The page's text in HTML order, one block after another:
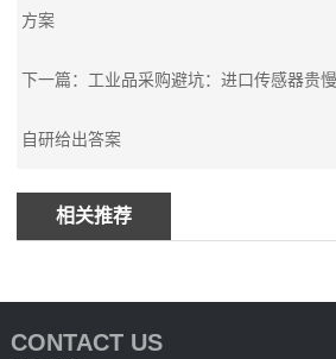
方案
下一篇：工业品采购避坑：进口传感器贵
自研给出答案
相关推荐
CONTACT US